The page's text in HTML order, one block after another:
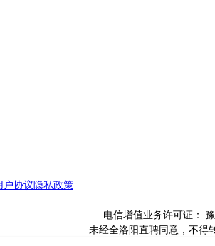
户协议隐私政策
电信增值业务许可证：
未经全洛阳直聘同意，不得